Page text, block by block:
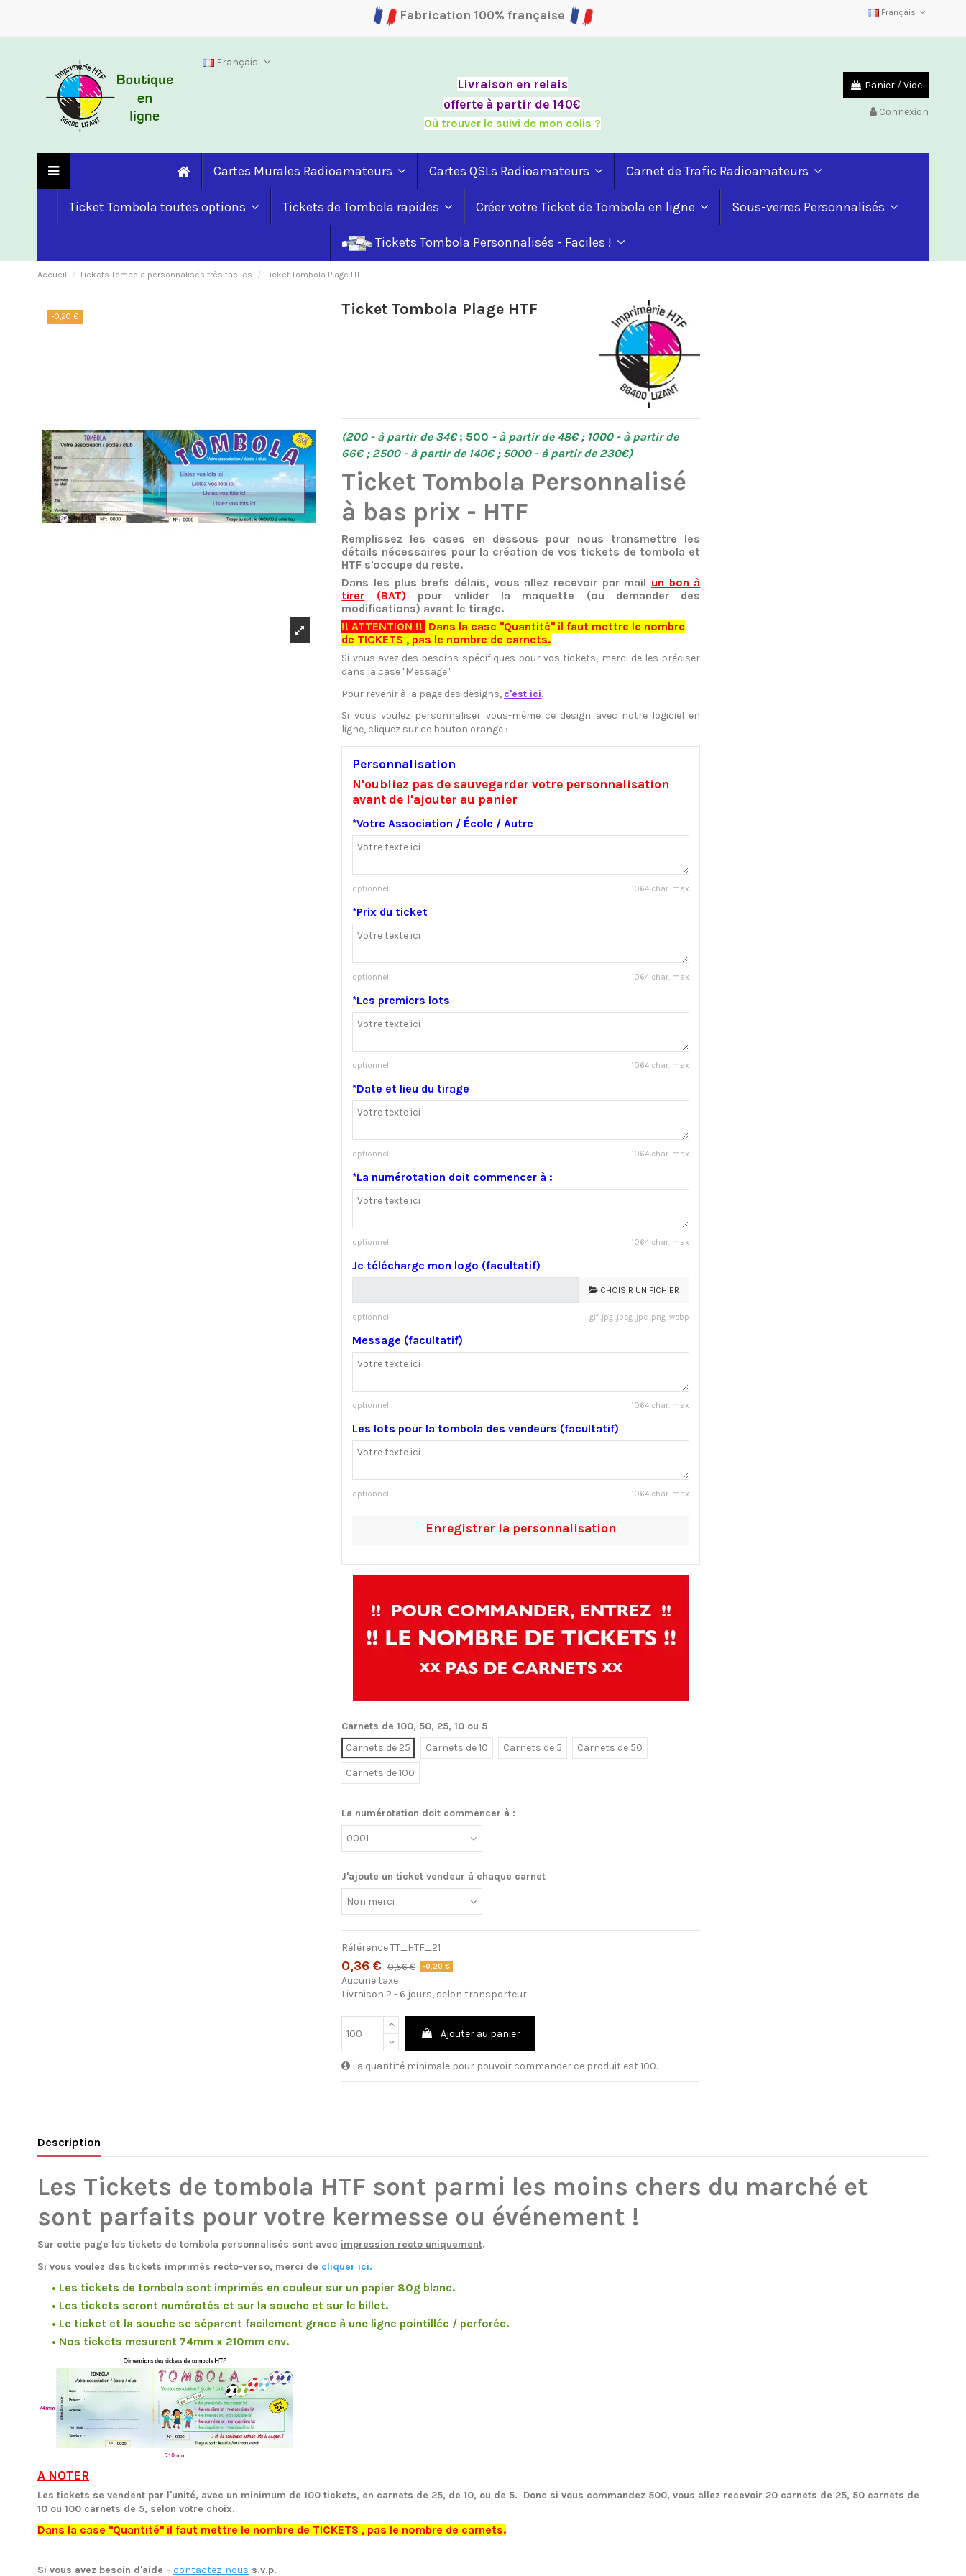
Fabrication 100% française Français
Français
Livraison en relais
offerte à partir de 140€
Où trouver le suivi de mon colis ?
Panier /Vide
Connexion
Cartes Murales Radioamateurs Cartes QSLs Radioamateurs Carnet de Trafic Radioamateurs
Ticket Tombola toutes options Tickets de Tombola rapides Créer votre Ticket de Tombola en ligne Sous-verres Personnalisés
Tickets Tombola Personnalisés - Faciles !
Accueil Tickets Tombola personnalisés très faciles Ticket Tombola Plage HTF
-0,20 € Ticket Tombola Plage HTF
(200 - à partir de 34€; 500 - à partir de 48€ ; 1000 - à partir de
66€ ; 2500 - à partir de 140€ ; 5000 - à partir de 230€)
Ticket Tombola Personnalisé
à bas prix - HTF
Remplissez les cases en dessous pour nous transmettre les
détails nécessaires pour la création de vos tickets de tombola et
HTF s'occupe du reste.
Dans les plus brefs délais, vous allez recevoir par mail un bon à
tirer (BAT) pour valider la maquette (ou demander des
modifications) avant le tirage.
!! ATTENTION !! Dans la case "Quantité" il faut mettre le nombre
de TICKETS , pas le nombre de carnets.
Si vous avez des besoins spécifiques pour vos tickets, merci de les préciser
dans la case "Message"
Pour revenir à la page des designs, c'est ici.
Si vous voulez personnaliser vous-même ce design avec notre logiciel en
ligne, cliquez sur ce bouton orange :
Personnalisation
N'oubliez pas de sauvegarder votre personnalisation
avant de l'ajouter au panier
*Votre Association / École / Autre
optionnel 1064 char. max
*Prix du ticket
optionnel 1064 char. max
*Les premiers lots
optionnel 1064 char. max
*Date et lieu du tirage
optionnel 1064 char. max
*La numérotation doit commencer à :
optionnel 1064 char. max
Je télécharge mon logo (facultatif)
CHOISIR UN FICHIER
optionnel .gif .jpg .jpeg .jpe .png .webp
Message (facultatif)
optionnel 1064 char. max
Les lots pour la tombola des vendeurs (facultatif)
optionnel 1064 char. max
Enregistrer la personnalisation
Carnets de 100, 50, 25, 10 ou 5
Carnets de 25
Carnets de 10 Carnets de 5 Carnets de 50
Carnets de 100
La numérotation doit commencer à :
J'ajoute un ticket vendeur à chaque carnet
RéférenceTT_HTF_21
0,36 € 0,56 € -0,20 €
Aucune taxe
Livraison 2 - 6 jours, selon transporteur
Ajouter au panier
La quantité minimale pour pouvoir commander ce produit est 100.
Description
Les Tickets de tombola HTF sont parmi les moins chers du marché et
sont parfaits pour votre kermesse ou événement !
Sur cette page les tickets de tombola personnalisés sont avec impression recto uniquement.
Si vous voulez des tickets imprimés recto-verso, merci de cliquer ici.
• Les tickets de tombola sont imprimés en couleur sur un papier 80g blanc.
• Les tickets seront numérotés et sur la souche et sur le billet.
• Le ticket et la souche se séparent facilement grace à une ligne pointillée / perforée.
• Nos tickets mesurent 74mm x 210mm env.
A NOTER
Les tickets se vendent par l'unité, avec un minimum de 100 tickets, en carnets de 25, de 10, ou de 5. Donc si vous commandez 500, vous allez recevoir 20 carnets de 25, 50 carnets de
10 ou 100 carnets de 5, selon votre choix.
Dans la case "Quantité" il faut mettre le nombre de TICKETS , pas le nombre de carnets.
Si vous avez besoin d'aide - contactez-nous s.v.p.